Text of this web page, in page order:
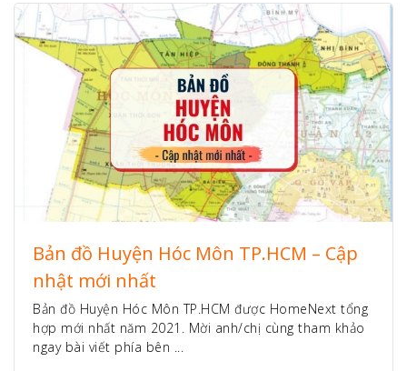
Bản đồ Huyện Hóc Môn TP.HCM – Cập
nhật mới nhất
Bản đồ Huyện Hóc Môn TP.HCM được HomeNext tổng
hợp mới nhất năm 2021. Mời anh/chị cùng tham khảo
ngay bài viết phía bên ...